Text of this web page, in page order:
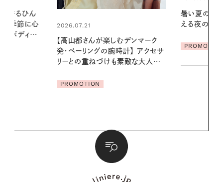
える夜の爽やかご褒美ケア
PROMOTION
夏の髪と心
る【大人気の